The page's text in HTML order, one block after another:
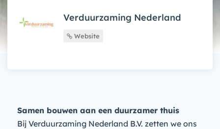
Verduurzaming Nederland
Website
Samen bouwen aan een duurzamer thuis
Bij Verduurzaming Nederland B.V. zetten we ons